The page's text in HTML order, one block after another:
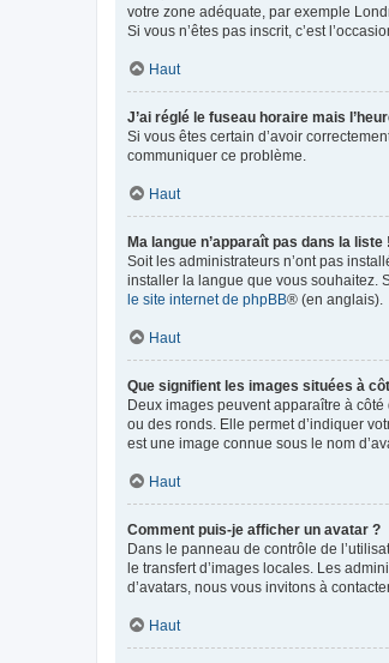
votre zone adéquate, par exemple
Si vous n’êtes pas inscrit, c’est
Haut
J’ai réglé le fuseau horaire mais
Si vous êtes certain d’avoir
communiquer ce problème.
Haut
Ma langue n’apparaît pas dans la liste !
Soit les administrateurs n’ont pas
installer la langue que vous souhaitez.
le site internet de phpBB® (en anglais).
Haut
Que signifient les images situées à
Deux images peuvent apparaître à
ou des ronds. Elle permet d’indiquer
est une image connue sous le nom
Haut
Comment puis-je afficher un avatar ?
Dans le panneau de contrôle de
le transfert d’images locales. Les
d’avatars, nous vous invitons à
Haut